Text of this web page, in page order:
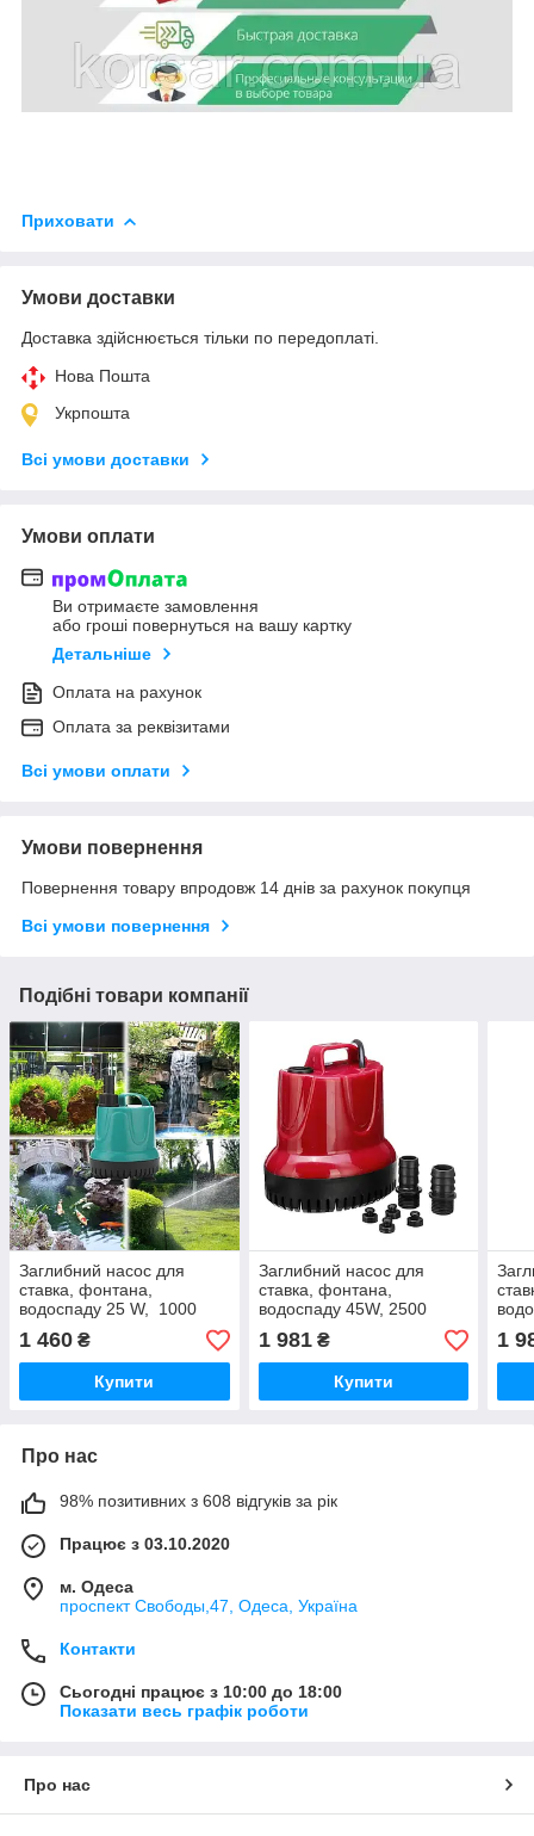
Приховати
Умови доставки
Доставка здійснюється тільки по передоплаті.
Нова Пошта
Укрпошта
Всі умови доставки
Умови оплати
Ви отримаєте замовлення
або гроші повернуться на вашу картку
Детальніше
Оплата на рахунок
Оплата за реквізитами
Всі умови оплати
Умови повернення
Повернення товару впродовж 14 днів за рахунок покупця
Всі умови повернення
Подібні товари компанії
Заглибний насос для
ставка, фонтана,
водоспаду 25 W, 1000
2,0 метра, "Seven Master"
"EB-A1
1 460 ₴
Купити
Заглибний насос для
ставка, фонтана,
водоспаду 45W, 2500
2,5 метра, "UL90"
"MASTER RED"
1 981₴
Купити
2,5
1
Про нас
98% позитивних з 608 відгуків за рік
Працює з 03.10.2020
м. Одеса
проспект Свободы,47, Одеса, Україна
Контакти
Сьогодні працює з 10:00 до 18:00
Показати весь графік роботи
Про нас